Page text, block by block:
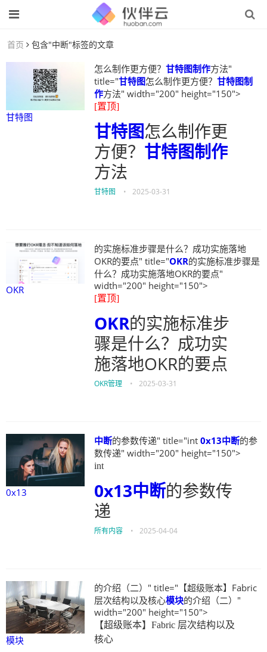
首页 包含"中断"标签的文章
甘特图
怎么制作更方便？ 甘特图制作方法"
title="甘特图怎么制作更方便？ 甘特图制
作方法" width="200" height="150">
[置顶]
甘特图怎么制作更
方便？ 甘特图制作
方法
甘特图 • 2025-03-31
OKR
的实施标准步骤是什么？成功实施落地
OKR的要点" title="OKR的实施标准步骤是
什么？成功实施落地OKR的要点"
width="200" height="150">
[置顶]
OKR的实施标准步
骤是什么？成功实
施落地OKR的要点
OKR管理 • 2025-03-31
0x13
中断的参数传递" title="int 0x13中断的参
数传递" width="200" height="150">
int
0x13中断的参数传
递
所有内容 • 2025-04-04
模块
的介绍（二）" title="【超级账本】Fabric
层次结构以及核心模块的介绍（二）"
width="200" height="150">
【超级账本】Fabric 层次结构以及
核心